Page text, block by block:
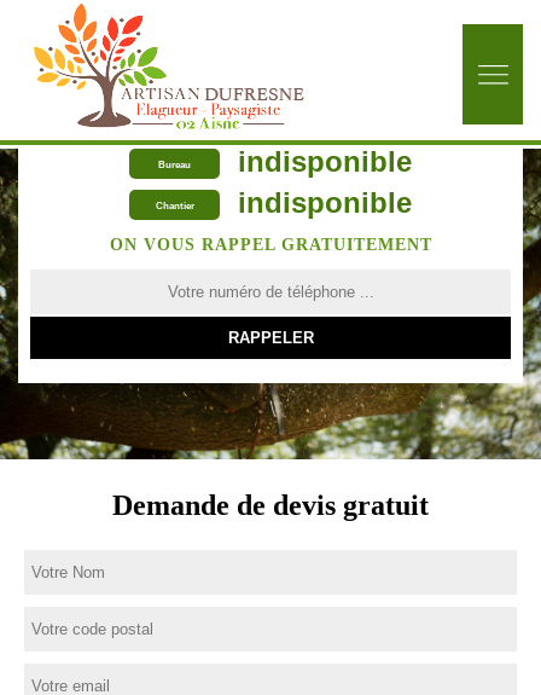
Bureau indisponible
Chantier indisponible
ON VOUS RAPPEL GRATUITEMENT
Demande de devis gratuit